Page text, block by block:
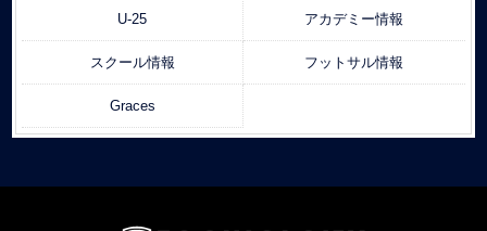
U-25 アカデミー情報
スクール情報 フットサル情報
Graces